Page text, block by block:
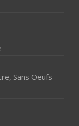
Sans Oeufs